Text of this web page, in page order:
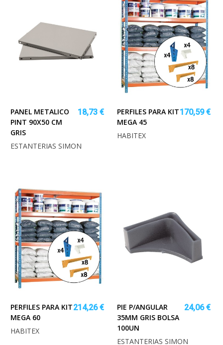
PANEL METALICO
PINT 90X50 CM
GRIS
18,73 €
ESTANTERIAS SIMON
PERFILES PARA KIT
MEGA 45
170,59 €
HABITEX
PERFILES PARA KIT
MEGA 60
214,26 €
HABITEX
PIE P/ANGULAR
35MM GRIS BOLSA
100UN
24,06 €
ESTANTERIAS SIMON